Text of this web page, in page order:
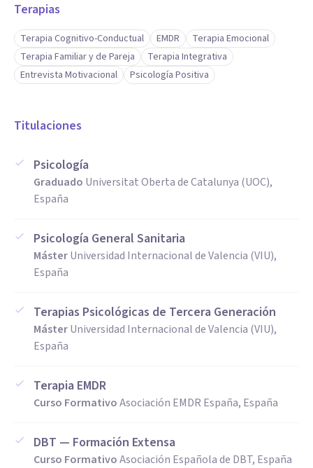
Terapias
Terapia Cognitivo-Conductual EMDR
Terapia Emocional
Terapia Familiar y de Pareja
Terapia Integrativa
Entrevista Motivacional
Psicología Positiva
Titulaciones
Psicología
Graduado Universitat Oberta de Catalunya (UOC),
España
Psicología General Sanitaria
MásterUniversidad Internacional de Valencia (VIU),
España
Terapias Psicológicas de Tercera Generación
MásterUniversidad Internacional de Valencia (VIU),
España
Terapia EMDR
Curso FormativoAsociación EMDR España, España
DBT — Formación Extensa
Curso FormativoAsociación Española de DBT, España